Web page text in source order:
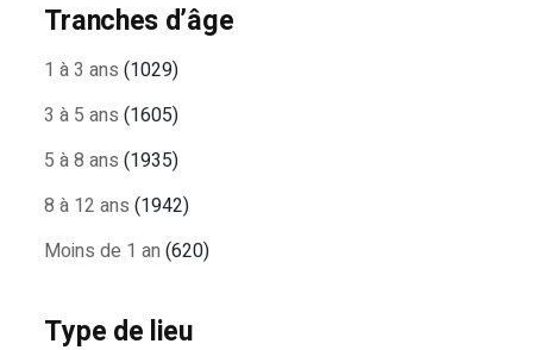
Tranches d’âge
1 à 3 ans (1029)
3 à 5 ans (1605)
5 à 8 ans (1935)
8 à 12 ans (1942)
Moins de 1 an (620)
Type de lieu